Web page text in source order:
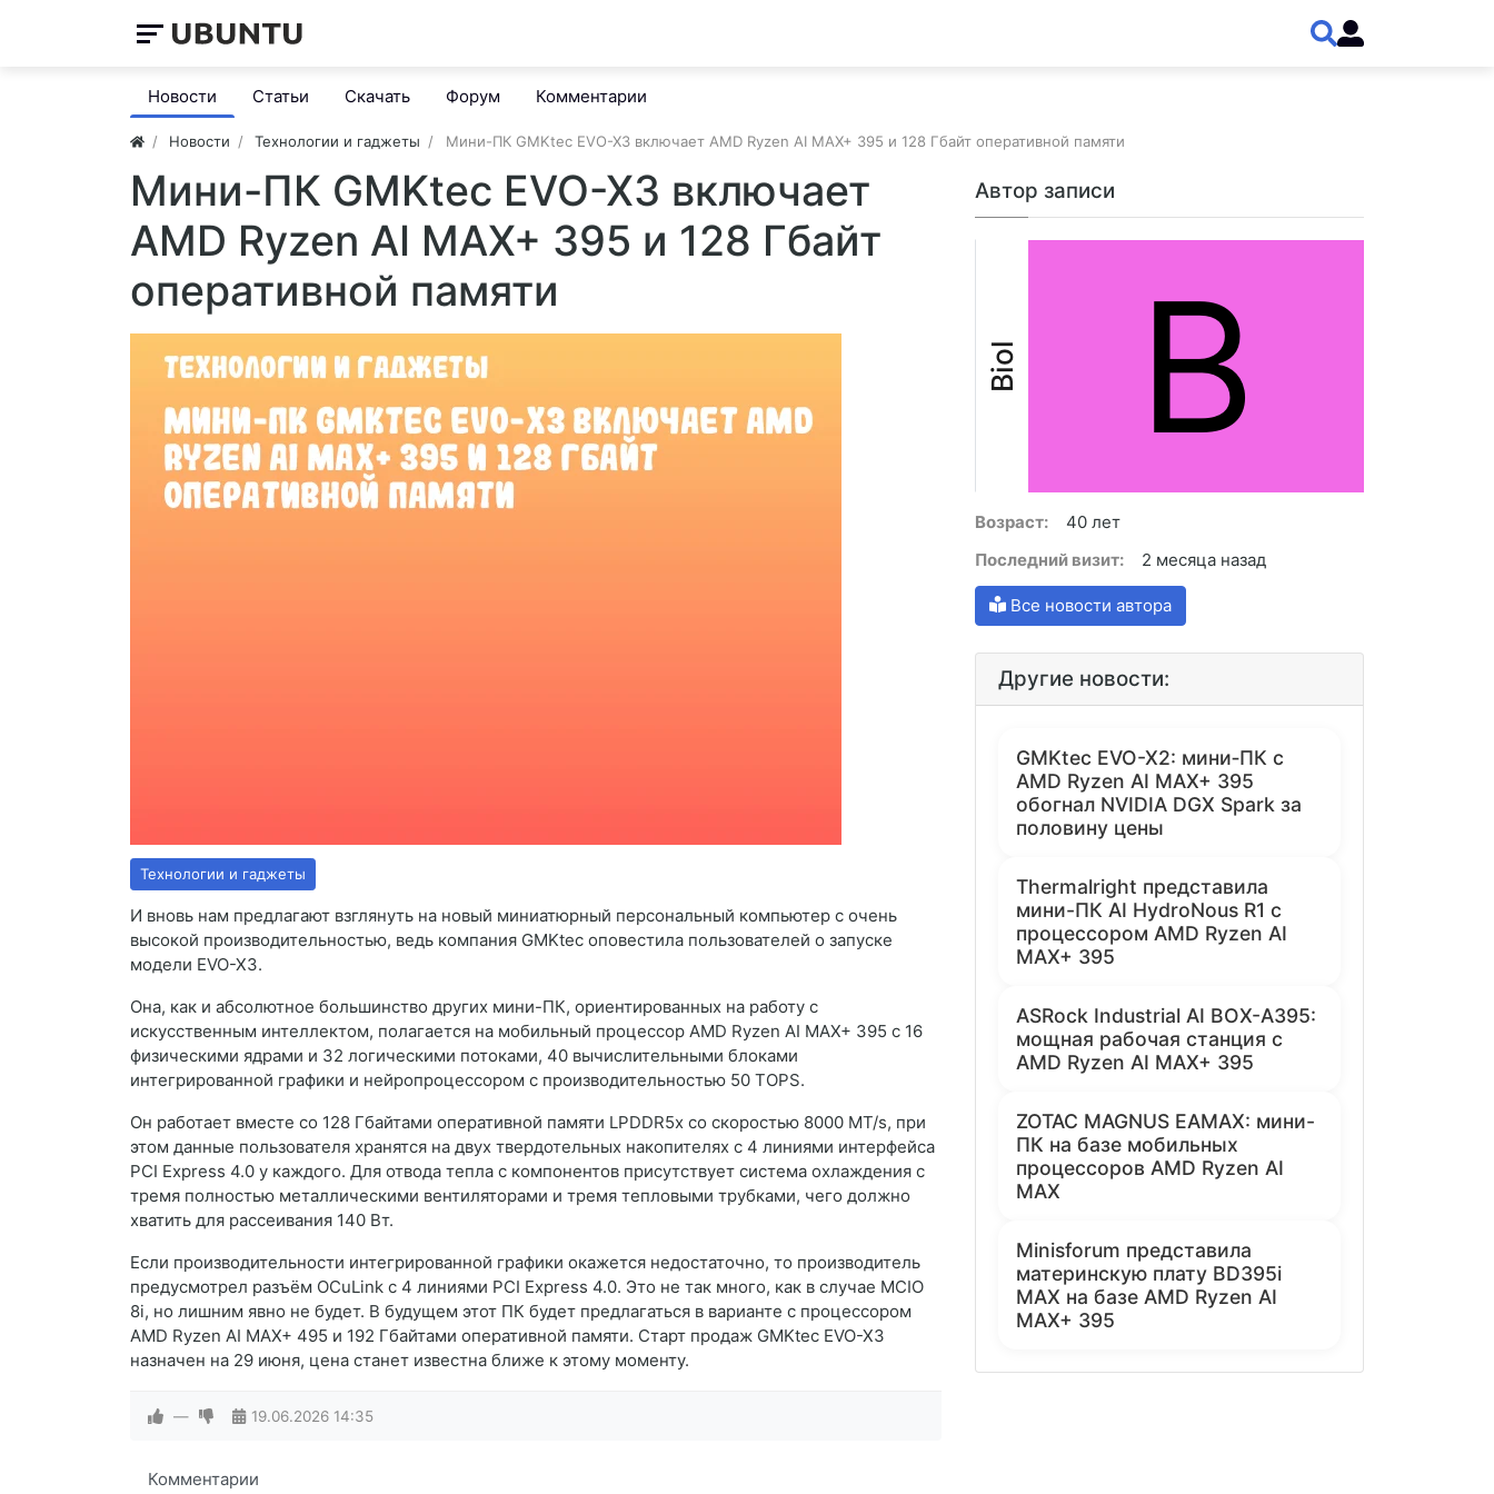
Новости Статьи Скачать Форум Комментарии
Новости Технологии и гаджеты Мини-ПК GMKtec EVO-X3 включает AMD Ryzen AI MAX+ 395 и 128 Гбайт оперативной памяти
Мини-ПК GMKtec EVO-X3 включает
AMD Ryzen AI MAX+ 395 и 128 Гбайт
оперативной памяти
Технологии и гаджеты
И вновь нам предлагают взглянуть на новый миниатюрный персональный компьютер с очень
высокой производительностью, ведь компания GMKtec оповестила пользователей о запуске
модели EVO-X3.
Она, как и абсолютное большинство других мини-ПК, ориентированных на работу с
искусственным интеллектом, полагается на мобильный процессор AMD Ryzen AI MAX+ 395 с 16
физическими ядрами и 32 логическими потоками, 40 вычислительными блоками
интегрированной графики и нейропроцессором с производительностью 50 TOPS.
Он работает вместе со 128 Гбайтами оперативной памяти LPDDR5x со скоростью 8000 MT/s, при
этом данные пользователя хранятся на двух твердотельных накопителях с 4 линиями интерфейса
PCI Express 4.0 у каждого. Для отвода тепла с компонентов присутствует система охлаждения с
тремя полностью металлическими вентиляторами и тремя тепловыми трубками, чего должно
хватить для рассеивания 140 Вт.
Если производительности интегрированной графики окажется недостаточно, то производитель
предусмотрел разъём OCuLink с 4 линиями PCI Express 4.0. Это не так много, как в случае MCIO
8i, но лишним явно не будет. В будущем этот ПК будет предлагаться в варианте с процессором
AMD Ryzen AI MAX+ 495 и 192 Гбайтами оперативной памяти. Старт продаж GMKtec EVO-X3
назначен на 29 июня, цена станет известна ближе к этому моменту.
— 19.06.2026 14:35
Комментарии
Автор записи
Biol B
Возраст:
40 лет
Последний визит:
2 месяца назад
Все новости автора
Другие новости:
GMKtec EVO-X2: мини‑ПК с
AMD Ryzen AI MAX+ 395
обогнал NVIDIA DGX Spark за
половину цены
Thermalright представила
мини-ПК AI HydroNous R1 с
процессором AMD Ryzen AI
MAX+ 395
ASRock Industrial AI BOX-A395:
мощная рабочая станция с
AMD Ryzen AI MAX+ 395
ZOTAC MAGNUS EAMAX: мини-
ПК на базе мобильных
процессоров AMD Ryzen AI
MAX
Minisforum представила
материнскую плату BD395i
MAX на базе AMD Ryzen AI
MAX+ 395